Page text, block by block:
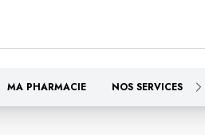
MA PHARMACIE NOS SERVICES